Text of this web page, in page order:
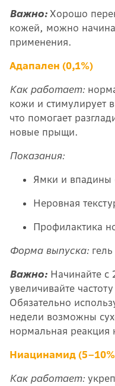
Важно: Хорошо
кожей, можно
применения.
Адапален (0,1%)
Как работает:
кожи и стимулирует
что помогает
новые прыщи.
Показания:
Ямки и впадины
Неровная
Профилактика
Форма выпуска: гель
Важно: Начинайте с
увеличивайте
Обязательно
недели возможны
нормальная реакция
Ниацинамид
Как работает: